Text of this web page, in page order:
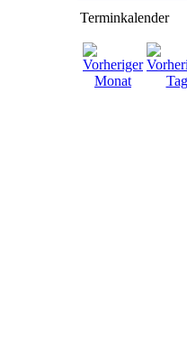
Terminkalender